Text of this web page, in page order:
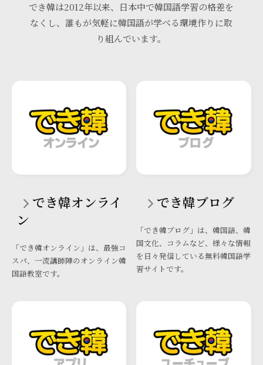
でき韓は2012年以来、日本中で韓国語学習の格差を
なくし、誰もが気軽に韓国語が学べる環境作りに取
り組んでいます。
でき韓オンライ
ン
「でき韓オンライン」は、最強コ
スパ、一流講師陣のオンライン韓
国語教室です。
でき韓ブログ
「でき韓ブログ」は、韓国語、韓
国文化、コラムなど、様々な情報
を日々発信している無料韓国語学
習サイトです。